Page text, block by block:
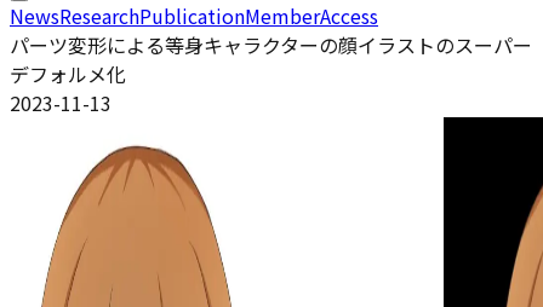
NewsResearchPublicationMemberAccess
パーツ変形による等身キャラクターの顔イラストのスーパー
デフォルメ化
2023-11-13